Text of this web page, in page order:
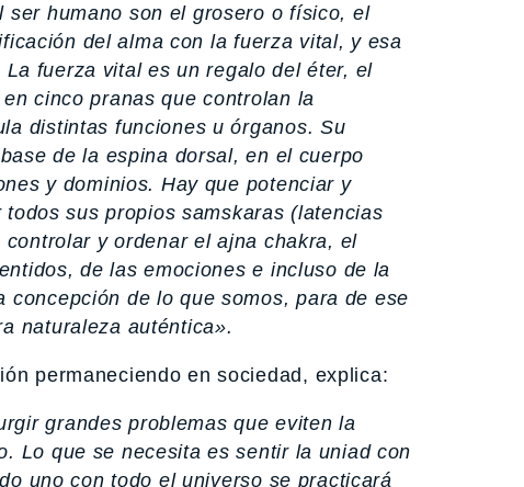
humano son el grosero o físico, el
del alma con la fuerza vital, y esa
fuerza vital es un regalo del éter, el
cinco pranas que controlan la
distintas funciones u órganos. Su
de la espina dorsal, en el cuerpo
y dominios. Hay que potenciar y
sus propios samskaras (latencias
y ordenar el ajna chakra, el
de las emociones e incluso de la
de lo que somos, para de ese
naturaleza auténtica».
permaneciendo en sociedad, explica:
grandes problemas que eviten la
Lo que se necesita es sentir la uniad con
uno con todo el universo se practicará